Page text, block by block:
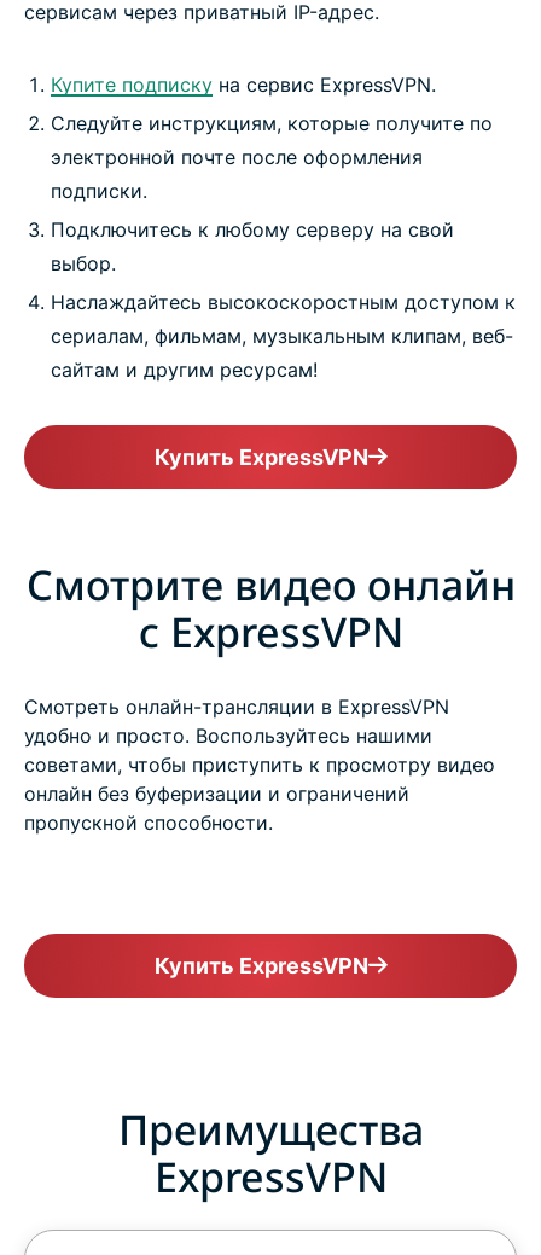
сервисам через приватный IP-адрес.
Купите подписку на сервис ExpressVPN.
Следуйте инструкциям, которые получите по
электронной почте после оформления
подписки.
Подключитесь к любому серверу на свой
выбор.
Наслаждайтесь высокоскоростным доступом к
сериалам, фильмам, музыкальным клипам, веб-
сайтам и другим ресурсам!
Купить ExpressVPN
Смотрите видео онлайн
с ExpressVPN
Смотреть онлайн-трансляции в ExpressVPN
удобно и просто. Воспользуйтесь нашими
советами, чтобы приступить к просмотру видео
онлайн без буферизации и ограничений
пропускной способности.
Купить ExpressVPN
Преимущества
ExpressVPN